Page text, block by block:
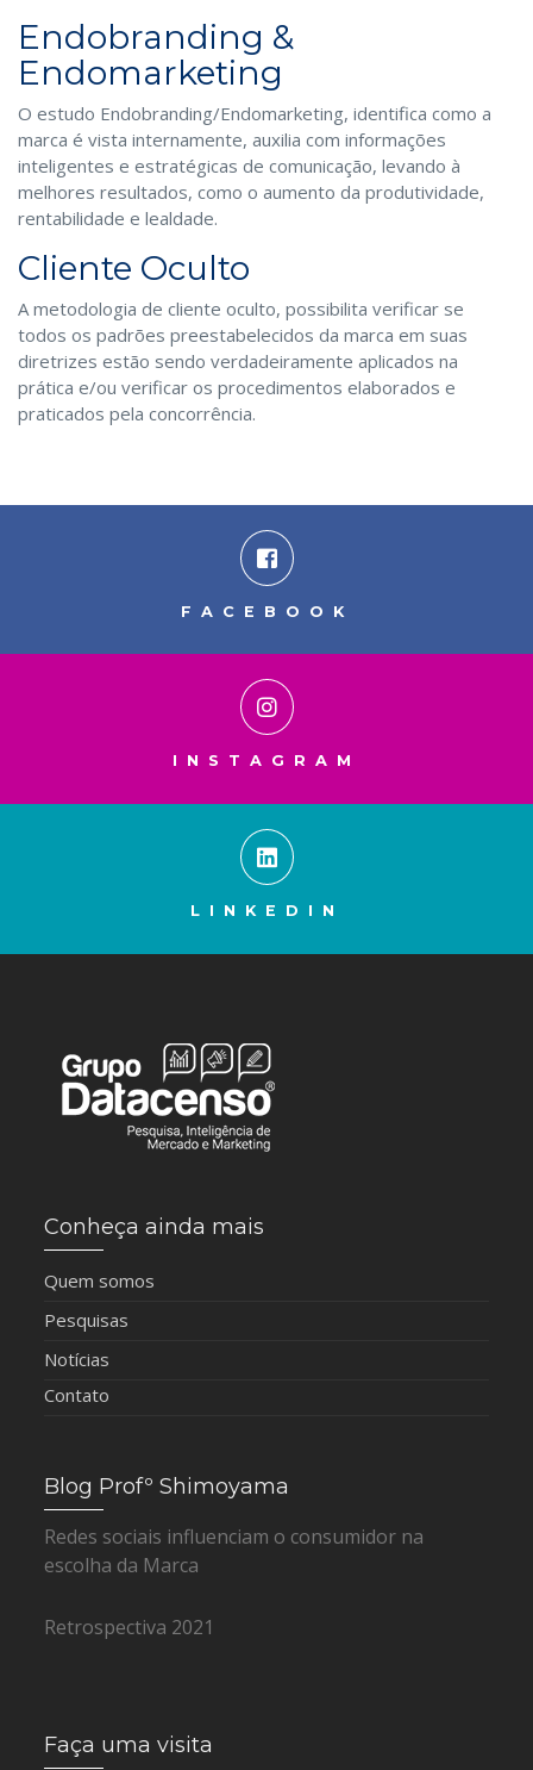
Endobranding &
Endomarketing
O estudo Endobranding/Endomarketing, identifica como a
marca é vista internamente, auxilia com informações
inteligentes e estratégicas de comunicação, levando à
melhores resultados, como o aumento da produtividade,
rentabilidade e lealdade.
Cliente Oculto
A metodologia de cliente oculto, possibilita verificar se
todos os padrões preestabelecidos da marca em suas
diretrizes estão sendo verdadeiramente aplicados na
prática e/ou verificar os procedimentos elaborados e
praticados pela concorrência.
FACEBOOK
INSTAGRAM
LINKEDIN
Conheça ainda mais
Quem somos
Pesquisas
Notícias
Contato
Blog Profº Shimoyama
Redes sociais influenciam o consumidor na
escolha da Marca
Retrospectiva 2021
Faça uma visita